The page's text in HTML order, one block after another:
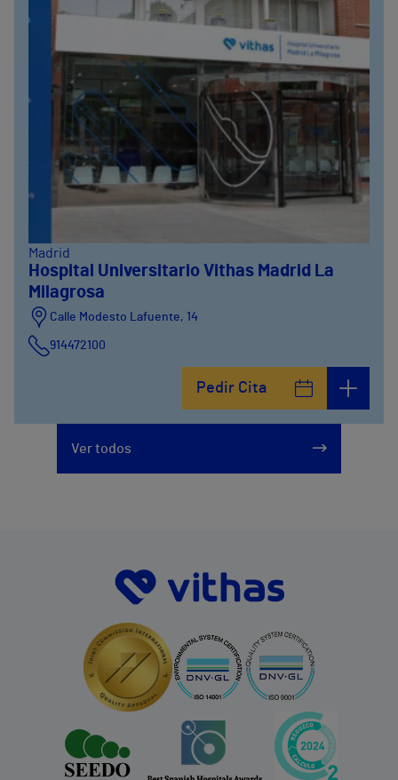
Madrid
Hospital Universitario Vithas Madrid La
Milagrosa
Calle Modesto Lafuente, 14
914472100
Pedir Cita
Ver todos